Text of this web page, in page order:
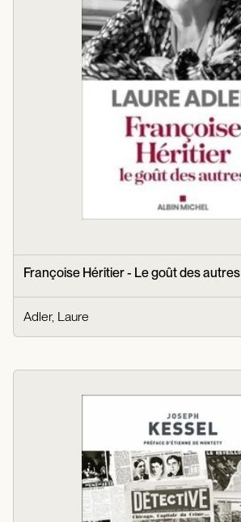
Françoise Héritier - Le goût des autres
Adler, Laure